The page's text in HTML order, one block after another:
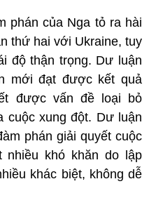
phán của Nga tỏ ra hài
thứ hai với Ukraine, tuy
độ thận trọng. Dư luận
mới đạt được kết quả
được vấn đề loại bỏ
cuộc xung đột. Dư luận
phán giải quyết cuộc
nhiều khó khăn do lập
khác biệt, không dễ